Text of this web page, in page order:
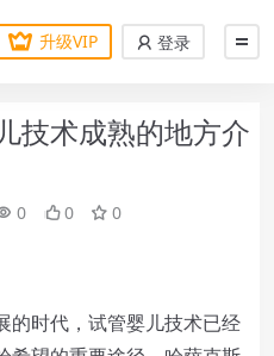
升级VIP 登录
技术成熟的地方介
0 0 0
时代，试管婴儿技术已经